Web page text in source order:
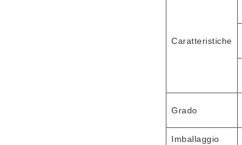
Caratteristiche
Grado
Imballaggio